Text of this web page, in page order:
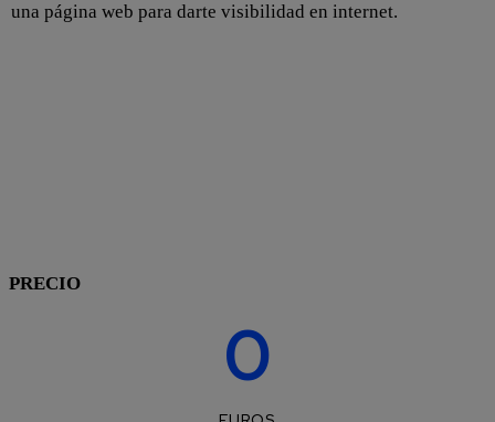
una página web para darte visibilidad en internet.
PRECIO
0